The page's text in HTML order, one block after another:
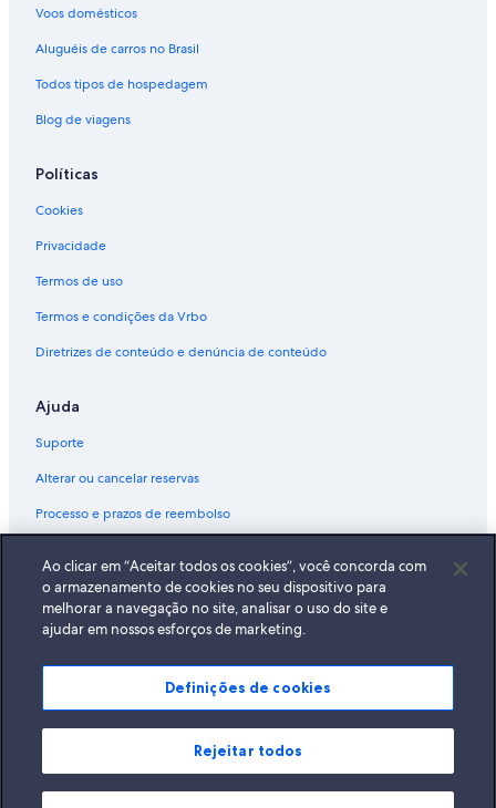
Voos domésticos
Aluguéis de carros no Brasil
Todos tipos de hospedagem
Blog de viagens
Políticas
Cookies
Privacidade
Termos de uso
Termos e condições da Vrbo
Diretrizes de conteúdo e denúncia de conteúdo
Ajuda
Suporte
Alterar ou cancelar reservas
Processo e prazos de reembolso
Documentos para viagens internacionais
A Expedia, Inc. não se responsabiliza pelo conteúdo dos sites externos.
© 2026 Expedia, Inc., uma empresa do Expedia Group. Todos os direitos
reservados Expedia e o logotipo da Expedia são marcas registradas da
Ao clicar em “Aceitar todos os cookies”, você concorda com
o armazenamento de cookies no seu dispositivo para
melhorar a navegação no site, analisar o uso do site e
ajudar em nossos esforços de marketing.
Definições de cookies
Rejeitar todos